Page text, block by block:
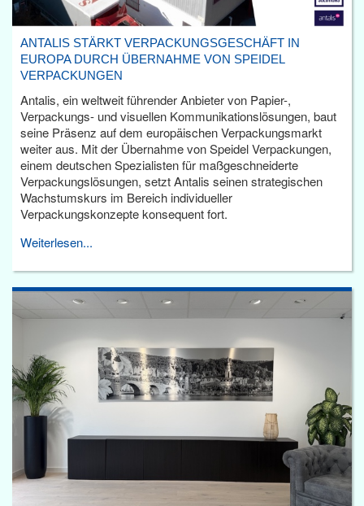
ANTALIS STÄRKT VERPACKUNGSGESCHÄFT IN
EUROPA DURCH ÜBERNAHME VON SPEIDEL
VERPACKUNGEN
Antalis, ein weltweit führender Anbieter von Papier-,
Verpackungs- und visuellen Kommunikationslösungen, baut
seine Präsenz auf dem europäischen Verpackungsmarkt
weiter aus. Mit der Übernahme von Speidel Verpackungen,
einem deutschen Spezialisten für maßgeschneiderte
Verpackungslösungen, setzt Antalis seinen strategischen
Wachstumskurs im Bereich individueller
Verpackungskonzepte konsequent fort.
Weiterlesen...